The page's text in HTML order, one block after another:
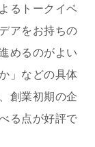
るトークイベ
アをお持ちの
めるのがよい
」などの具体
創業初期の企
る点が好評で